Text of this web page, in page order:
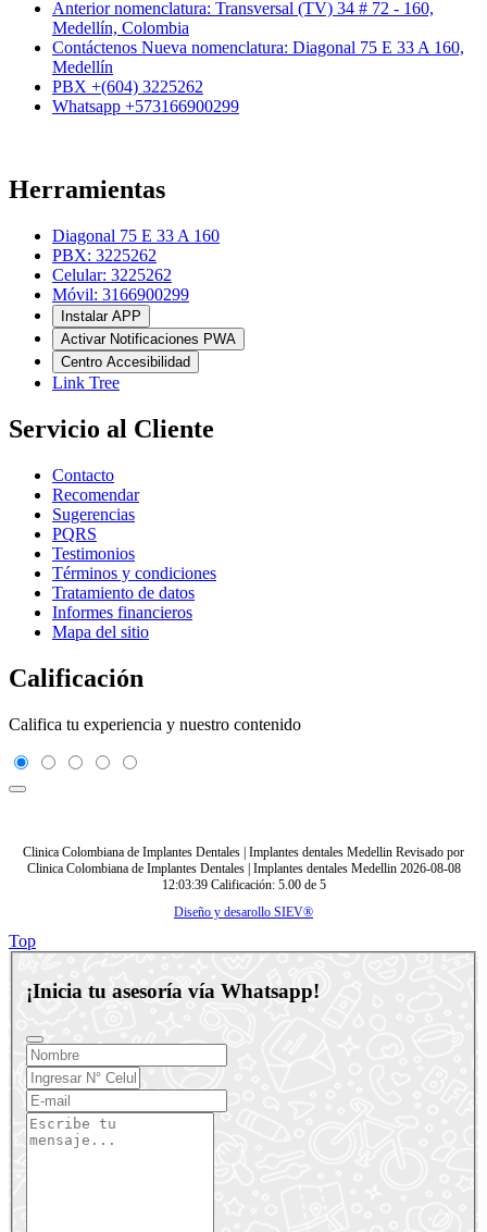
Anterior nomenclatura: Transversal (TV) 34 # 72 - 160,
Medellín, Colombia
Contáctenos Nueva nomenclatura: Diagonal 75 E 33 A 160,
Medellín
PBX +(604) 3225262
Whatsapp +573166900299
Herramientas
Diagonal 75 E 33 A 160
PBX: 3225262
Celular: 3225262
Móvil: 3166900299
Instalar APP
Activar Notificaciones PWA
Centro Accesibilidad
Link Tree
Servicio al Cliente
Contacto
Recomendar
Sugerencias
PQRS
Testimonios
Términos y condiciones
Tratamiento de datos
Informes financieros
Mapa del sitio
Calificación
Califica tu experiencia y nuestro contenido
Clinica Colombiana de Implantes Dentales | Implantes dentales Medellin Revisado por
Clinica Colombiana de Implantes Dentales | Implantes dentales Medellin 2026-08-08
12:03:39 Calificación: 5.00 de 5
Diseño y desarollo SIEV®
Top
¡Inicia tu asesoría vía Whatsapp!